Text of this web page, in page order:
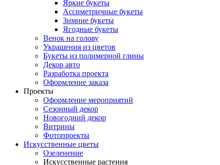
Яркие букеты
Ассиметричные букеты
Зимние букеты
Ягодные букеты
Венок на голову
Украшения из цветов
Букеты из полимерной глины
Декор авто
Разработка проекта
Оформление заказа
Проекты
Оформление мероприятий
Сезонный декор
Новогодний декор
Витрины
Фотопроекты
Искусственные цветы
Озеленение
Искусственные растения